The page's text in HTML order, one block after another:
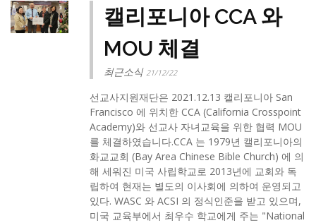
캘리포니아 CCA 와
MOU 체결
최근소식 21/12/22
선교사지원재단은 2021.12.13 캘리포니아 San
Francisco 에 위치한 CCA (California Crosspoint
Academy)와 선교사 자녀교육을 위한 협력 MOU
를 체결하였습니다.​CCA 는 1979년 캘리포니아의
화교교회 (Bay Area Chinese Bible Church) 에 의
해 세워진 미국 사립학교로 2013년에 교회와 독
립하여 현재는 별도의 이사회에 의하여 운영되고
있다. WASC 와 ACSI 의 정식인준을 받고 있으며,
미국 교육부에서 최우수 학교에게 주는 "National